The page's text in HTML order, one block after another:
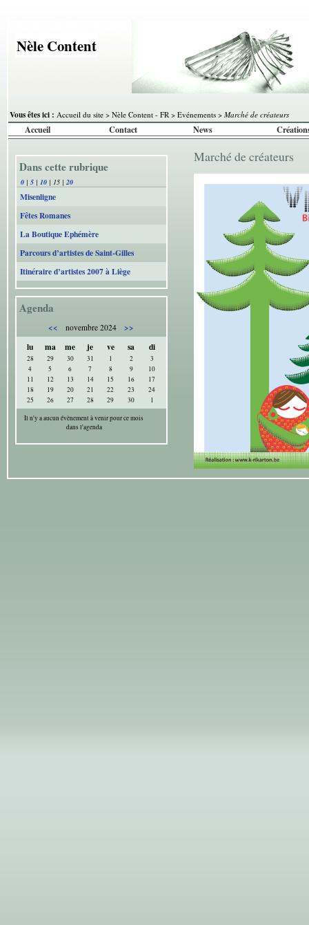
Nèle Content
Vous êtes ici : Accueil du site > Nèle Content - FR > Evénements > Marché de créateurs
Accueil Contact News
Dans cette rubrique
0 | 5 | 10 | 15 | 20
Misenligne
Fêtes Romanes
La Boutique Ephémère
Parcours d’artistes de Saint-Gilles
Itinéraire d’artistes 2007 à Liège
Agenda
<< novembre 2024
>>
lu
ma me je ve sa di
28 29 30 31 1 2
3
4
5 6 7 8 9
10
11
12 13 14 15 16
17
18
19 20 21 22 23
24
25
26 27 28 29 30
1
Il n'y a aucun évènement à venir pour ce mois
dans l'agenda
Marché de créateurs